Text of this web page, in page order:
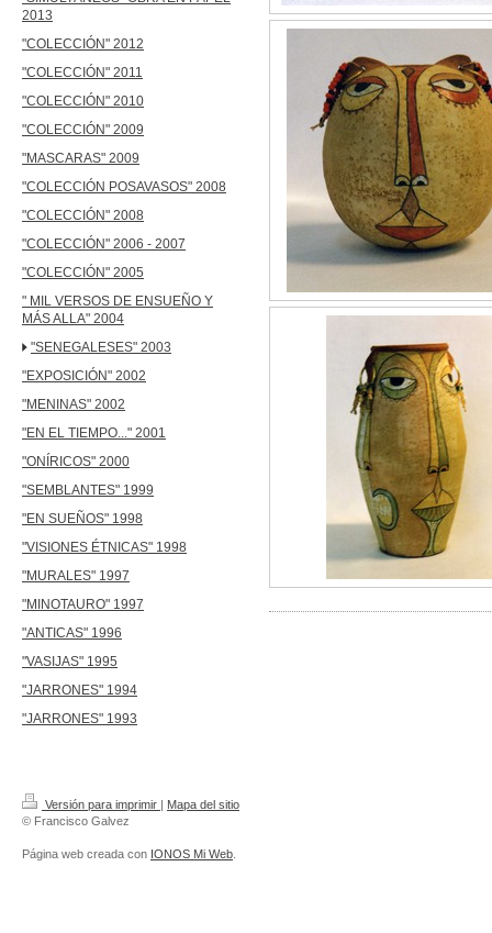
2013
"COLECCIÓN" 2012
"COLECCIÓN" 2011
"COLECCIÓN" 2010
"COLECCIÓN" 2009
"MASCARAS" 2009
"COLECCIÓN POSAVASOS" 2008
"COLECCIÓN" 2008
"COLECCIÓN" 2006 - 2007
"COLECCIÓN" 2005
" MIL VERSOS DE ENSUEÑO Y
MÁS ALLA" 2004
"SENEGALESES" 2003
"EXPOSICIÓN" 2002
"MENINAS" 2002
"EN EL TIEMPO..." 2001
"ONÍRICOS" 2000
"SEMBLANTES" 1999
"EN SUEÑOS" 1998
"VISIONES ÉTNICAS" 1998
"MURALES" 1997
"MINOTAURO" 1997
"ANTICAS" 1996
"VASIJAS" 1995
"JARRONES" 1994
"JARRONES" 1993
Versión para imprimir | Mapa del sitio
© Francisco Galvez
Página web creada con IONOS Mi Web